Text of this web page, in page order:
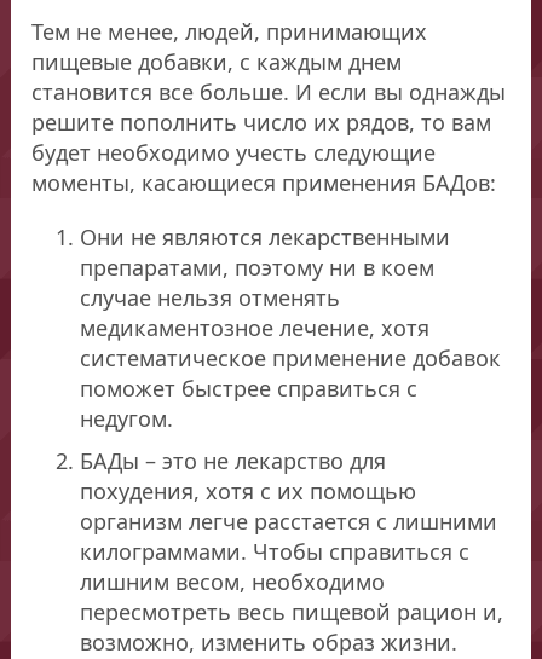
Тем не менее, людей, принимающих
пищевые добавки, с каждым днем
становится все больше. И если вы однажды
решите пополнить число их рядов, то вам
будет необходимо учесть следующие
моменты, касающиеся применения БАДов:
Они не являются лекарственными
препаратами, поэтому ни в коем
случае нельзя отменять
медикаментозное лечение, хотя
систематическое применение добавок
поможет быстрее справиться с
недугом.
БАДы – это не лекарство для
похудения, хотя с их помощью
организм легче расстается с лишними
килограммами. Чтобы справиться с
лишним весом, необходимо
пересмотреть весь пищевой рацион и,
возможно, изменить образ жизни.